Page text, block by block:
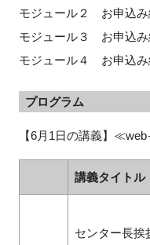
モジュール２ お申込み
モジュール３ お申込み
モジュール４ お申込み
プログラム
【6月1日の講義】
講義タイトル
センター長挨